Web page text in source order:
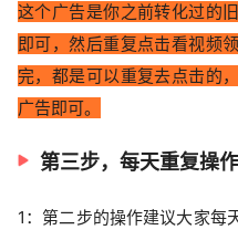
这个广告是你之前转化过的
即可，然后重复点击看视频
完，都是可以重复去点击的
广告即可。
第三步，每天重复操
1：第二步的操作建议大家每